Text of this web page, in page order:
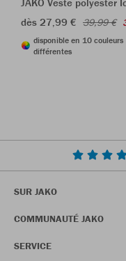
dès 27,99 € 39,99 €
disponible en 10 couleurs
différentes
SUR JAKO
COMMUNAUTÉ JAKO
SERVICE